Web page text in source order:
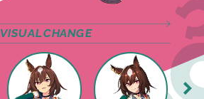
VISUALCHANGE